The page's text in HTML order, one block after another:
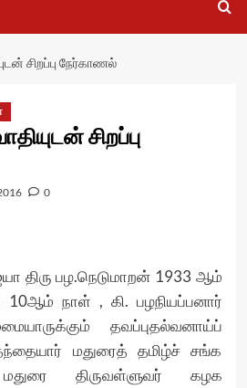
சிறப்பு நேர்காணல்
சிறப்பு
0
திரு பழ.நெடுமாறன் 1933 ஆம்
நாள் , கி. பழநியப்பனார்
தவப்புதல்வனாய்ப்
மதுரைத் தமிழ்ச் சங்க
மதுரை திருவள்ளுவர் கழக